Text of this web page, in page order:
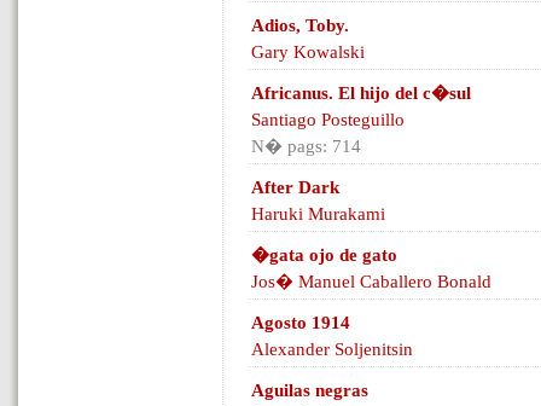
Adios, Toby.
Gary Kowalski
Africanus. El hijo del c�sul
Santiago Posteguillo
N� pags: 714
After Dark
Haruki Murakami
�gata ojo de gato
Jos� Manuel Caballero Bonald
Agosto 1914
Alexander Soljenitsin
Aguilas negras